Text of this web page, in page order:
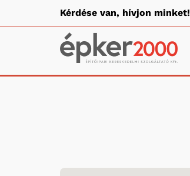
Kérdése van, hívjon minket!